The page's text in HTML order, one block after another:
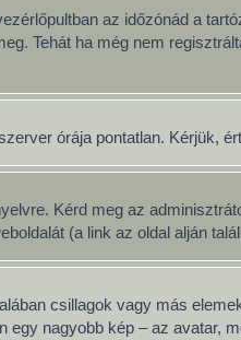
az időzónád a
Tehát ha még nem
órája pontatlan. Kérjük,
Kérd meg az
(a link az oldal alján
csillagok vagy más
nagyobb kép – az avatar,